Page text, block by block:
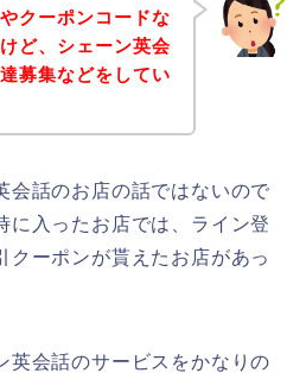
クーポンコードな
ど、シェーン英会
募集などをしてい
会話のお店の話ではないので
に入ったお店では、ライン登
クーポンが貰えたお店があっ
英会話のサービスをかなりの